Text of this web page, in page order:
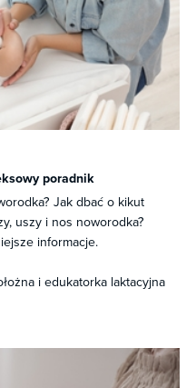
poradnik
Jak dbać o kikut
uszy i nos noworodka?
informacje.
i edukatorka laktacyjna